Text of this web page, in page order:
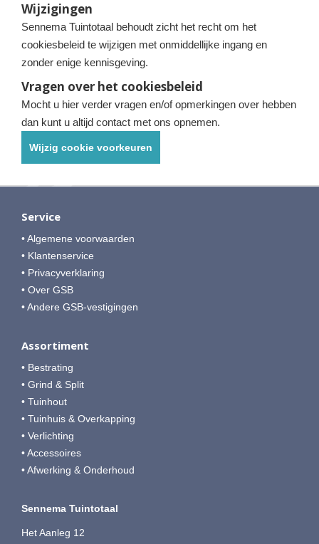
Wijzigingen
Sennema Tuintotaal behoudt zicht het recht om het
cookiesbeleid te wijzigen met onmiddellijke ingang en
zonder enige kennisgeving.
Vragen over het cookiesbeleid
Mocht u hier verder vragen en/of opmerkingen over hebben
dan kunt u altijd contact met ons opnemen.
Wijzig cookie voorkeuren
Service
• Algemene voorwaarden
• Klantenservice
• Privacyverklaring
• Over GSB
• Andere GSB-vestigingen
Assortiment
• Bestrating
• Grind & Split
• Tuinhout
• Tuinhuis & Overkapping
• Verlichting
• Accessoires
• Afwerking & Onderhoud
Sennema Tuintotaal
Het Aanleg 12